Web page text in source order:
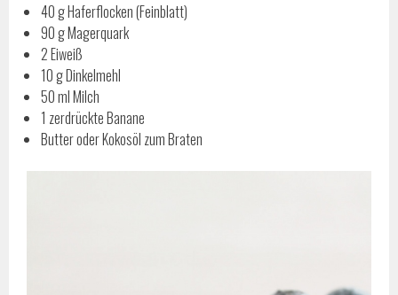
40 g Haferflocken (Feinblatt)
90 g Magerquark
2 Eiweiß
10 g Dinkelmehl
50 ml Milch
1 zerdrückte Banane
Butter oder Kokosöl zum Braten